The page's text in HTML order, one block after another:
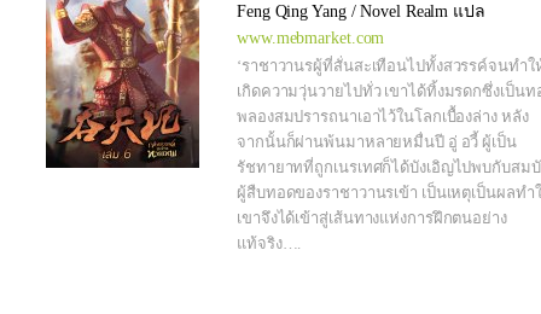
Feng Qing Yang / Novel Realm แปล
www.mebmarket.com
‘ราชาวานรผู้ที่สั่นสะเทือนไปทั้งสวรรค์จนทำใ
เกิดความวุ่นวายไปทั่ว เขาได้ทิ้งมรดกซึ่งเป็นท
พลองสมปรารถนาเอาไว้ในโลกเบื้องล่าง หลัง
จากนั้นก็ผ่านพ้นมาหลายหมื่นปี อู่ อวี้ ผู้เป็น
รัชทายาทที่ถูกเนรเทศก็ได้บังเอิญไปพบกับสม
ผู้สืบทอดของราชาวานรเข้า เป็นเหตุเป็นผลทำ
เขาจึงได้เข้าสู่เส้นทางแห่งการฝึกตนอย่าง
แท้จริง….